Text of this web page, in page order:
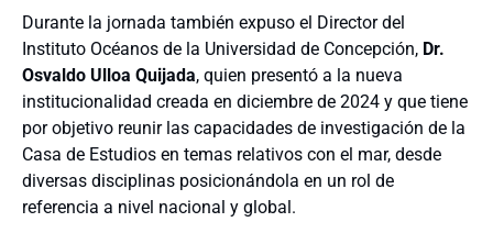
Durante la jornada también expuso el Director del
Instituto Océanos de la Universidad de Concepción, Dr.
Osvaldo Ulloa Quijada, quien presentó a la nueva
institucionalidad creada en diciembre de 2024 y que tiene
por objetivo reunir las capacidades de investigación de la
Casa de Estudios en temas relativos con el mar, desde
diversas disciplinas posicionándola en un rol de
referencia a nivel nacional y global.